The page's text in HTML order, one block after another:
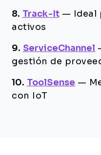
8. Track-It —
activos
9. ServiceChannel
gestión de
10. ToolSense —
con IoT